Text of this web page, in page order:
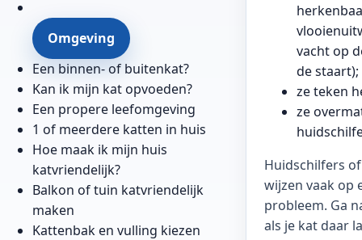
Omgeving
Een binnen- of buitenkat?
Kan ik mijn kat opvoeden?
Een propere leefomgeving
1 of meerdere katten in huis
Hoe maak ik mijn huis
katvriendelijk?
Balkon of tuin katvriendelijk
maken
Kattenbak en vulling kiezen
vacht op
de staart);
ze teken
ze
Huidschilfers
wijzen vaak op
probleem. Ga
als je kat daar